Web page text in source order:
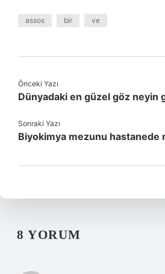
assos bir ve
Önceki Yazı
Dünyadaki en güzel göz neyin
Sonraki Yazı
Biyokimya mezunu hastanede
8 YORUM